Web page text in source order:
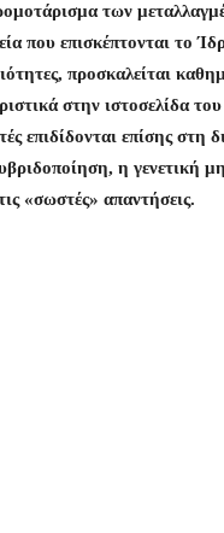
των
που επισκέπτονται το
προσκαλείται
στην ιστοσελίδα
επιδίδονται επίσης στη
η γενετική
«σωστές» απαντήσεις.